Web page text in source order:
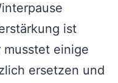
ist
einige
ersetzen und